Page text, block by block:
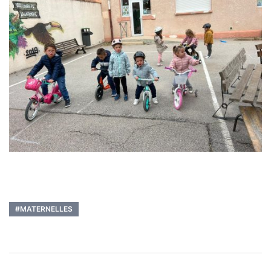
#MATERNELLES